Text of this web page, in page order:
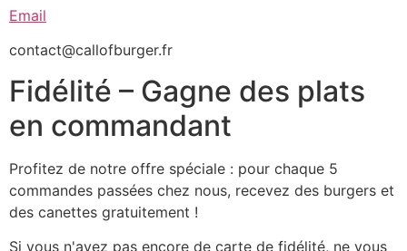
Email
contact@callofburger.fr
Fidélité – Gagne des plats
en commandant
Profitez de notre offre spéciale : pour chaque 5
commandes passées chez nous, recevez des burgers et
des canettes gratuitement !
Si vous n'avez pas encore de carte de fidélité, ne vous